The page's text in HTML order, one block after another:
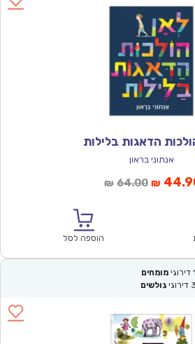
הדאגות בלילות
אנתוני בראון
₪ 64.00המחיר
₪
הוספה לסל
1 דירוגי מומחים
3 דירוגי גולשים